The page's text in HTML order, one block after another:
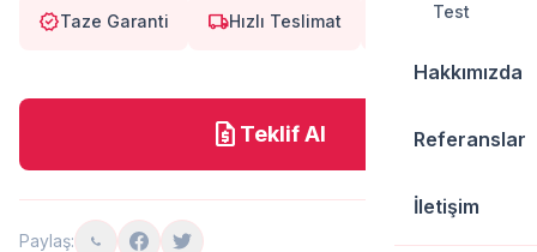
Test
Hakkımızda
Referanslar
İletişim
verifiedTaze Garanti local_shippingHızlı Teslimat Doğal
request_quote Teklif Al
Paylaş: